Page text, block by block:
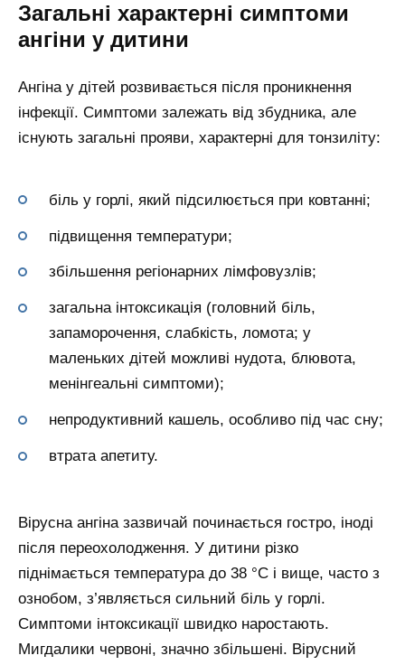
Загальні характерні симптоми
ангіни у дитини
Ангіна у дітей розвивається після проникнення
інфекції. Симптоми залежать від збудника, але
існують загальні прояви, характерні для тонзиліту:
біль у горлі, який підсилюється при ковтанні;
підвищення температури;
збільшення регіонарних лімфовузлів;
загальна інтоксикація (головний біль,
запаморочення, слабкість, ломота; у
маленьких дітей можливі нудота, блювота,
менінгеальні симптоми);
непродуктивний кашель, особливо під час сну;
втрата апетиту.
Вірусна ангіна зазвичай починається гостро, іноді
після переохолодження. У дитини різко
піднімається температура до 38 °С і вище, часто з
ознобом, з’являється сильний біль у горлі.
Симптоми інтоксикації швидко наростають.
Мигдалики червоні, значно збільшені. Вірусний